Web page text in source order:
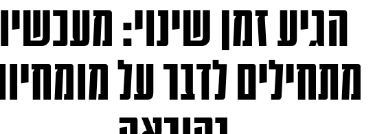
הגיע זמן שינוי: מעכשיו
מתחילים לדבר על